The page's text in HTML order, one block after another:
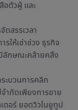
อตัวผู้ และ
สรรเวลา
ให้เช่าช่วง ธุรกิจ
ลักษณะคล้ายคลึง
ะบวนการคลิก
ำกัดเพียงการขาย
อร์ ยอดวิวในยูทูป